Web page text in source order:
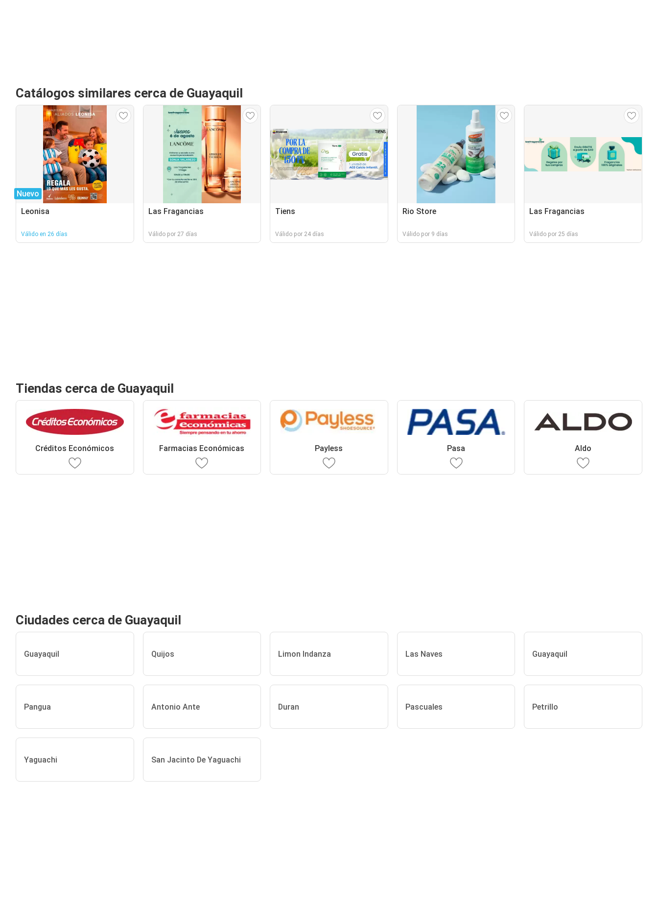
Catálogos similares cerca de Guayaquil
Nuevo
Leonisa
Válido en 26 días
Las Fragancias
Válido por 27 días
Tiens
Válido por 24 días
Rio Store
Válido por 9 días
Las Fragancias
Válido por 25 días
Tiendas cerca de Guayaquil
Créditos Económicos Farmacias Económicas Payless Pasa Aldo
Ciudades cerca de Guayaquil
Guayaquil Quijos Limon Indanza Las Naves Guayaquil
Pangua Antonio Ante Duran Pascuales Petrillo
Yaguachi San Jacinto De Yaguachi